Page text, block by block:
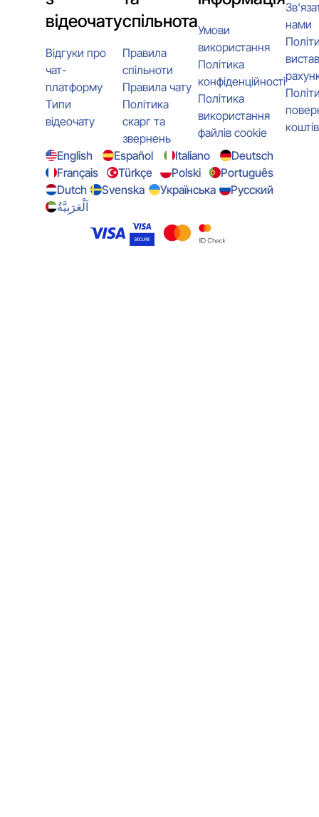
відеочату
Відгуки про
чат-
платформу
Типи
відеочату
спільнота
Правила
спільноти
Правила чату
Політика
скарг та
звернень
Умови
використання
Політика
конфіденційності
Політика
використання
файлів cookie
нами
коштів
English
Español Italiano
Deutsch
Français
Türkçe Polski
Português
Dutch
Svenska Українська
Русский
اَلْعَرَبِيَّةُ